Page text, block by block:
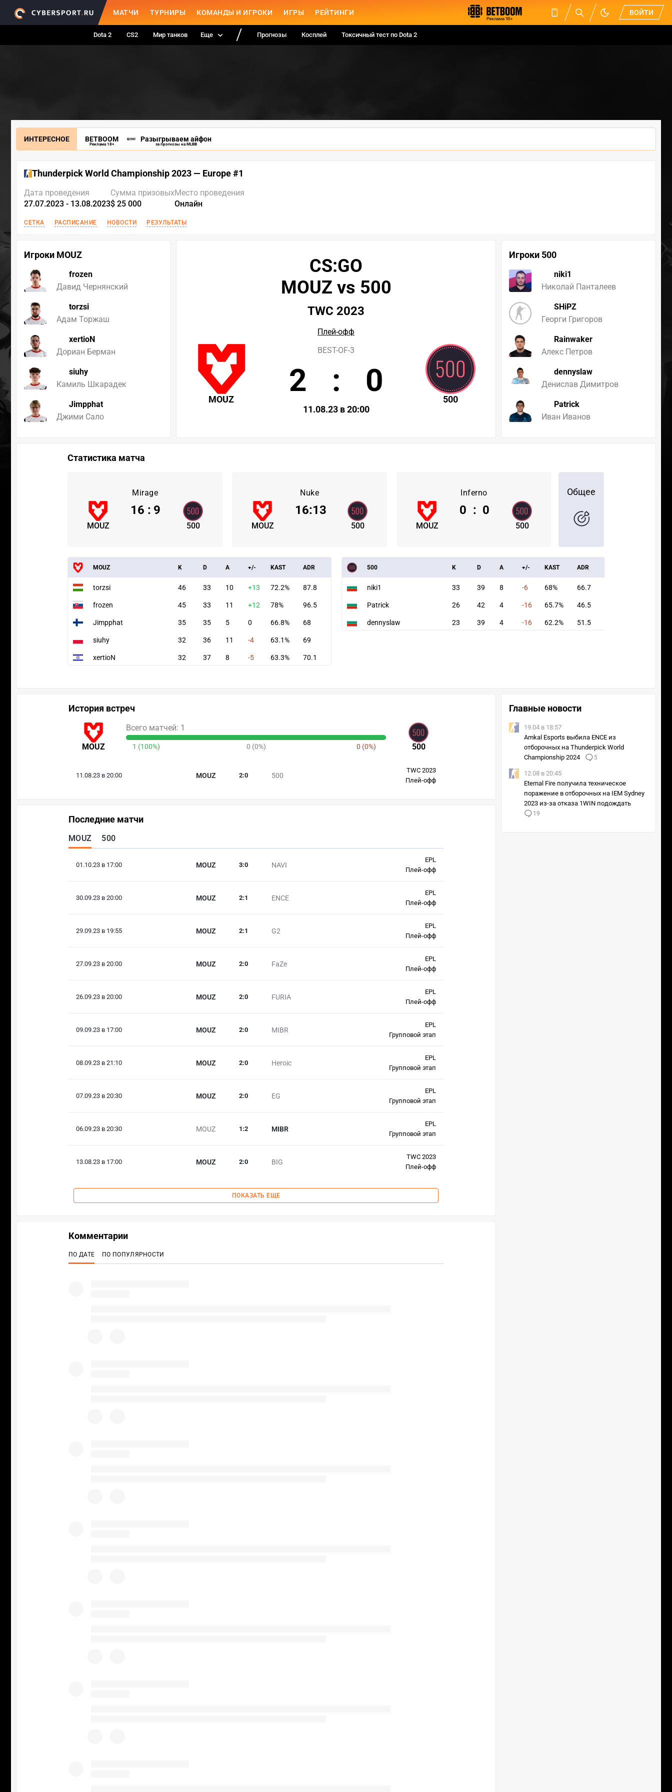
МАТЧИ ТУРНИРЫ КОМАНДЫ И ИГРОКИ ИГРЫ РЕЙТИНГИ ВОЙТИ
Dota 2 CS2 Мир танков Еще Прогнозы Косплей Токсичный тест по Dota 2
ИНТЕРЕСНОЕ BETBOOM
Реклама 18+
Разыгрываем айфон
за прогнозы на MLBB
Thunderpick World Championship 2023 — Europe #1
Дата проведения
27.07.2023 - 13.08.2023
Сумма призовых
$ 25 000
Место проведения
Онлайн
СЕТКА РАСПИСАНИЕ НОВОСТИ РЕЗУЛЬТАТЫ
Игроки MOUZ
frozen
Давид Чернянский
torzsi
Адам Торжаш
xertioN
Дориан Берман
siuhy
Камиль Шкарадек
Jimpphat
Джими Сало
Игроки 500
niki1
Николай Панталеев
SHiPZ
Георги Григоров
Rainwaker
Алекс Петров
dennyslaw
Денислав Димитров
Patrick
Иван Иванов
CS:GO
MOUZ vs 500
TWC 2023
Плей-офф
MOUZ 500
BEST-OF-3
2 : 0
11.08.23 в 20:00
Статистика матча
Mirage
MOUZ 500
16 : 9
Nuke
MOUZ 500
16:13
Inferno
MOUZ 500
0 : 0
Общее
MOUZ K D A +/- KAST ADR
torzsi 46 33 10 +13 72.2% 87.8
frozen 45 33 11 +12 78% 96.5
Jimpphat 35 35 5 0 66.8% 68
siuhy 32 36 11 -4 63.1% 69
xertioN 32 37 8 -5 63.3% 70.1
500 K D A +/- KAST ADR
niki1 33 39 8 -6 68% 66.7
Patrick 26 42 4 -16 65.7% 46.5
dennyslaw 23 39 4 -16 62.2% 51.5
История встреч
MOUZ 500
Всего матчей: 1
1 (100%) 0 (0%) 0 (0%)
11.08.23 в 20:00 MOUZ 500
2:0
TWC 2023
Плей-офф
Последние матчи
MOUZ 500
01.10.23 в 17:00 MOUZ NAVI
3:0
EPL
Плей-офф
30.09.23 в 20:00 MOUZ ENCE
2:1
EPL
Плей-офф
29.09.23 в 19:55 MOUZ G2
2:1
EPL
Плей-офф
27.09.23 в 20:00 MOUZ FaZe
2:0
EPL
Плей-офф
26.09.23 в 20:00 MOUZ FURIA
2:0
EPL
Плей-офф
09.09.23 в 17:00 MOUZ MIBR
2:0
EPL
Групповой этап
08.09.23 в 21:10 MOUZ Heroic
2:0
EPL
Групповой этап
07.09.23 в 20:30 MOUZ EG
2:0
EPL
Групповой этап
06.09.23 в 20:30 MOUZ MIBR
1 :2
EPL
Групповой этап
13.08.23 в 17:00 MOUZ BIG
2:0
TWC 2023
Плей-офф
ПОКАЗАТЬ ЕЩЕ
Главные новости
19.04 в 18:57
Amkal Esports выбила ENCE из
отборочных на Thunderpick World
Championship 2024
5
12.08 в 20:45
Eternal Fire получила техническое
поражение в отборочных на IEM Sydney
2023 из-за отказа 1WIN подождать
19
Комментарии
ПО ДАТЕ ПО ПОПУЛЯРНОСТИ